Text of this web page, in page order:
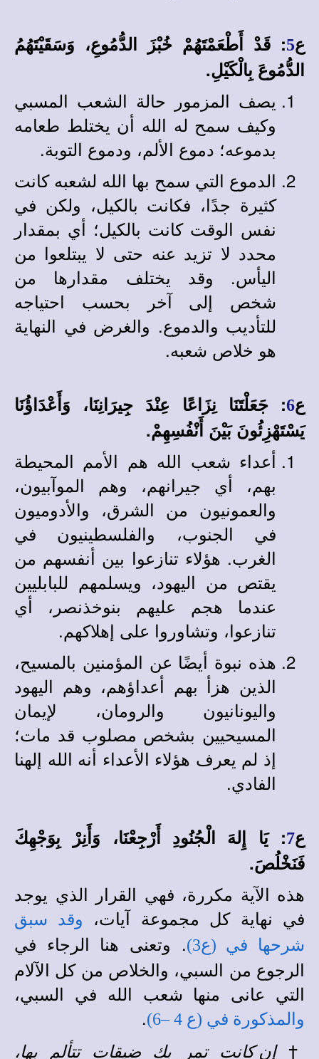
ع5: قَدْ أَطْعَمْتَهُمْ خُبْزَ الدُّمُوعِ، وَسَقَيْتَهُمُ
الدُّمُوعَ بِالْكَيْلِ.
يصف المزمور حالة الشعب المسبي
وكيف سمح له الله أن يختلط طعامه
بدموعه؛ دموع الألم، ودموع التوبة.
الدموع التي سمح بها الله لشعبه كانت
كثيرة جدًا، فكانت بالكيل، ولكن في
نفس الوقت كانت بالكيل؛ أي بمقدار
محدد لا تزيد عنه حتى لا يبتلعوا من
اليأس. وقد يختلف مقدارها من
شخص إلى آخر بحسب احتياجه
للتأديب والدموع. والغرض في النهاية
هو خلاص شعبه.
ع6: جَعَلْتَنَا نِزَاعًا عِنْدَ جِيرَانِنَا، وَأَعْدَاؤُنَا
يَسْتَهْزِئُونَ بَيْنَ أَنْفُسِهِمْ.
أعداء شعب الله هم الأمم المحيطة
بهم، أي جيرانهم، وهم الموآبيون،
والعمونيون من الشرق، والأدوميون
في الجنوب، والفلسطينيون في
الغرب. هؤلاء تنازعوا بين أنفسهم من
يقتص من اليهود، ويسلمهم للبابليين
عندما هجم عليهم بنوخذنصر، أي
تنازعوا، وتشاوروا على إهلاكهم.
هذه نبوة أيضًا عن المؤمنين بالمسيح،
الذين هزأ بهم أعداؤهم، وهم اليهود
واليونانيون والرومان، لإيمان
المسيحيين بشخص مصلوب قد مات؛
إذ لم يعرف هؤلاء الأعداء أنه الله إلهنا
الفادي.
ع7: يَا إِلهَ الْجُنُودِ أَرْجِعْنَا، وَأَنِرْ بِوَجْهِكَ
فَنَخْلُصَ.
هذه الآية مكررة، فهي القرار الذي يوجد
في نهاية كل مجموعة آيات،
وقد سبق
شرحها في (ع3)
. وتعنى هنا الرجاء في
الرجوع من السبي، والخلاص من كل الآلام
التي عانى منها شعب الله في السبي،
والمذكورة في (ع 4 –6)
.
†إن كانت تمر بك ضيقات تتألم بها،